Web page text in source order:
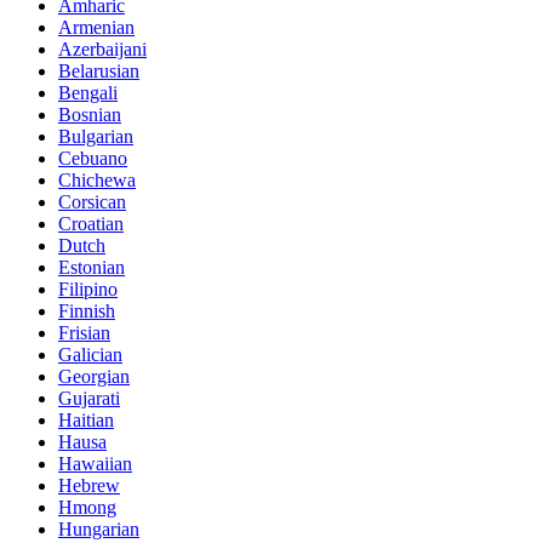
Amharic
Armenian
Azerbaijani
Belarusian
Bengali
Bosnian
Bulgarian
Cebuano
Chichewa
Corsican
Croatian
Dutch
Estonian
Filipino
Finnish
Frisian
Galician
Georgian
Gujarati
Haitian
Hausa
Hawaiian
Hebrew
Hmong
Hungarian